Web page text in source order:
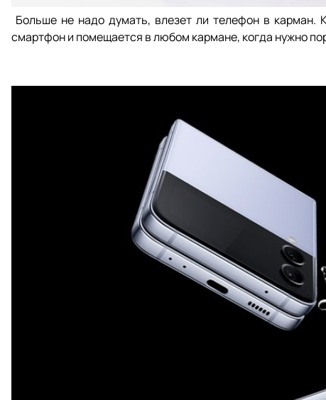
Больше не надо думать, влезет ли телефон в карман.
смартфон и помещается в любом кармане, когда нужно